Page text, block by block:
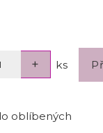
ks
oblíbených